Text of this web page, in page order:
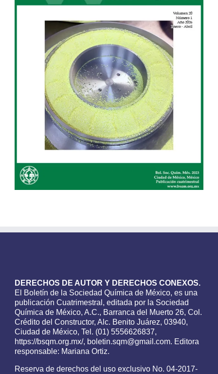
DERECHOS DE AUTOR Y DERECHOS CONEXOS.
El Boletín de la Sociedad Química de México, es una
publicación Cuatrimestral, editada por la Sociedad
Química de México, A.C., Barranca del Muerto 26, Col.
Crédito del Constructor, Alc. Benito Juárez, 03940,
Ciudad de México, Tel. (01) 5556626837,
https://bsqm.org.mx/, boletin.sqm@gmail.com. Editora
responsable: Mariana Ortiz.
Reserva de derechos del uso exclusivo No. 04-2017-